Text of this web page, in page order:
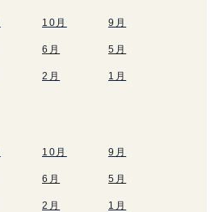
10月 9月
6月 5月
2月 1月
10月 9月
6月 5月
2月 1月